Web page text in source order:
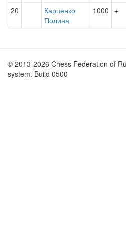
20
Карпенко
Полина
1000 +
© 2013-2026 Chess Federation of
system. Build 0500